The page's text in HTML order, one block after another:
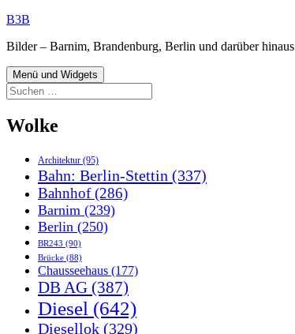
Zum
springen
B3B
Bilder – Barnim, Brandenburg, Berlin und darüber hinaus
Menü und Widgets
Suchen
nach:
Wolke
Architektur (95)
Bahn: Berlin-Stettin (337)
Bahnhof(286)
Barnim (239)
Berlin (250)
BR243 (90)
Brücke (88)
Chausseehaus (177)
DB AG (387)
Diesel (642)
Diesellok (329)